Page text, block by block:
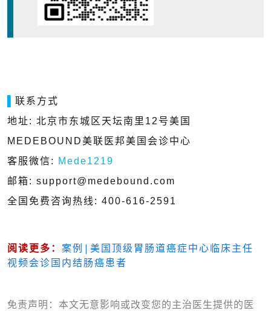
联系方式
地址: 北京市东城区天坛南里12号美国
MEDEBOUND美联医邦美国会诊中心
客服微信:
Mede1219
邮箱: support@medebound.com
全国免费咨询热线: 400-616-2591
阅读更多： 案例|美国顶级胃肠道癌症中心临床主任
视频会诊国内结肠癌患者
免责声明：本文无意影响或改变您的主治医生提供的医